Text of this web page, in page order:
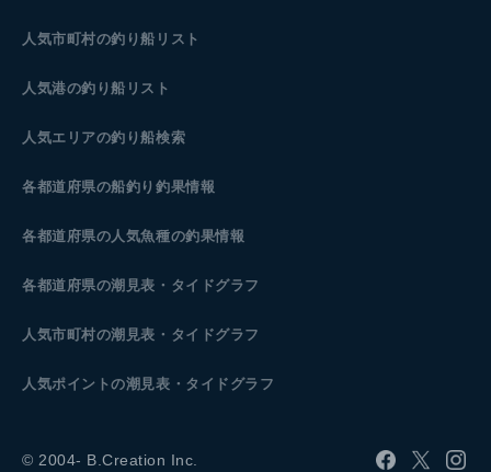
人気市町村の釣り船リスト
人気港の釣り船リスト
人気エリアの釣り船検索
各都道府県の船釣り釣果情報
各都道府県の人気魚種の釣果情報
各都道府県の潮見表 ・タイドグラフ
人気市町村の潮見表・タイドグラフ
人気ポイントの潮見表・タイドグラフ
© 2004- B.Creation Inc.